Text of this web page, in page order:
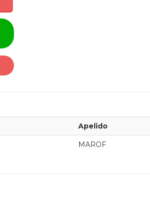
Apelido
MAROF